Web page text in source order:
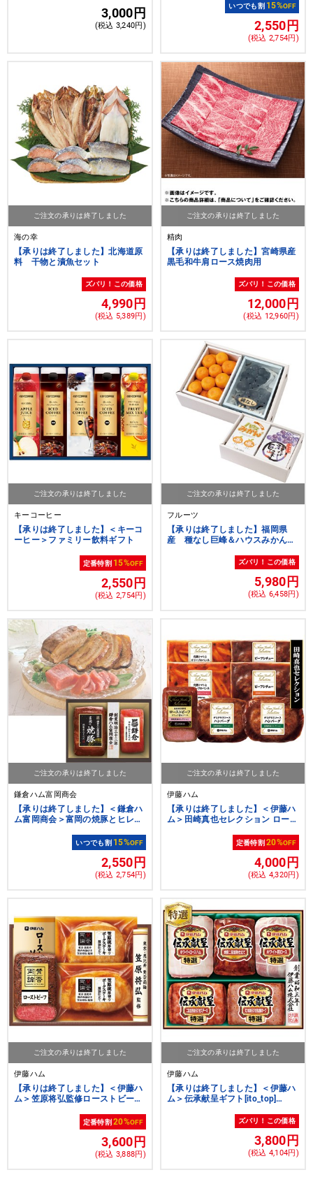
3,000円
(税込 3,240円)
いつでも割 15%OFF
2,550円
(税込 2,754円)
ご注文の承りは終了しました
海の幸
【承りは終了しました】北海道原
料 干物と漬魚セット
ズバリ！この価格
4,990円
(税込 5,389円)
ご注文の承りは終了しました
精肉
【承りは終了しました】宮崎県産
黒毛和牛肩ロース焼肉用
ズバリ！この価格
12,000円
(税込 12,960円)
ご注文の承りは終了しました
キーコーヒー
【承りは終了しました】＜キーコ
ーヒー＞ファミリー飲料ギフト
定番特割 15%OFF
2,550円
(税込 2,754円)
ご注文の承りは終了しました
フルーツ
【承りは終了しました】福岡県
産 種なし巨峰＆ハウスみかん詰
ズバリ！この価格
5,980円
(税込 6,458円)
ご注文の承りは終了しました
鎌倉ハム富岡商会
【承りは終了しました】＜鎌倉ハ
ム富岡商会＞富岡の焼豚とヒレ生
いつでも割 15%OFF
2,550円
(税込 2,754円)
ご注文の承りは終了しました
伊藤ハム
【承りは終了しました】＜伊藤ハ
ム＞田崎真也セレクション ロース
定番特割20%OFF
4,000円
(税込 4,320円)
ご注文の承りは終了しました
伊藤ハム
【承りは終了しました】＜伊藤ハ
ム＞笠原将弘監修ローストビーフ
定番特割20%OFF
3,600円
(税込 3,888円)
ご注文の承りは終了しました
伊藤ハム
【承りは終了しました】＜伊藤ハ
ム＞伝承献呈ギフト[ito_top]
ズバリ！この価格
3,800円
(税込 4,104円)